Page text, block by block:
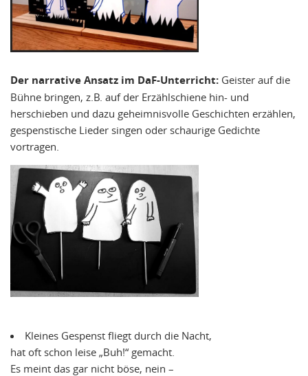
Der narrative Ansatz im DaF-Unterricht: Geister auf die
Bühne bringen, z.B. auf der Erzählschiene hin- und
herschieben und dazu geheimnisvolle Geschichten erzählen,
gespenstische Lieder singen oder schaurige Gedichte
vortragen.
Kleines Gespenst fliegt durch die Nacht,
hat oft schon leise „Buh!“ gemacht.
Es meint das gar nicht böse, nein –